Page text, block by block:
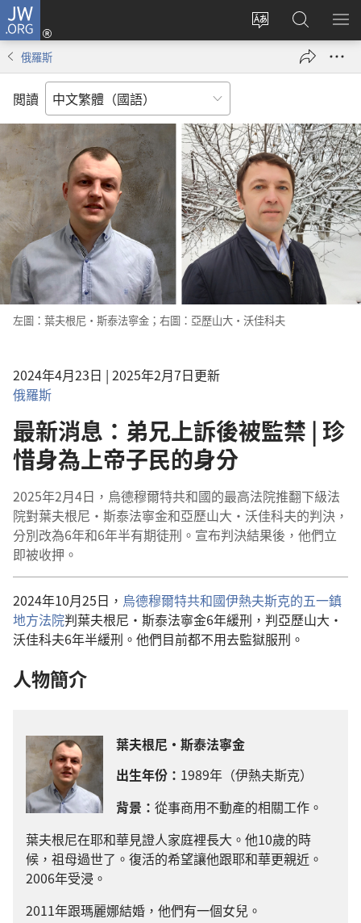
JW.ORG
更
言
登
入
（開
窗）
搜
尋
JW.ORG
顯
俄羅斯
閲讀
左圖：葉夫根尼·斯泰法寧金；右圖：亞歷山大·沃佳科夫
2024年4月23日 | 2025年2月7日更新
俄羅斯
最新消息：弟兄上訴後被監禁 | 珍
惜身為上帝子民的身分
2025年2月4日，烏德穆爾特共和國的最高法院推翻下級法
院對葉夫根尼·斯泰法寧金和亞歷山大·沃佳科夫的判決，
分別改為6年和6年半有期徒刑。宣布判決結果後，他們立
即被收押。
2024年10月25日， 烏德穆爾特共和國伊熱夫斯克的五一鎮
地方法院判葉夫根尼·斯泰法寧金6年緩刑，判亞歷山大·
沃佳科夫6年半緩刑。他們目前都不用去監獄服刑。
人物簡介
葉夫根尼·斯泰法寧金
出生年份： 1989年（伊熱夫斯克）
背景： 從事商用不動產的相關工作。
葉夫根尼在耶和華見證人家庭裡長大。他10歲的時
候，祖母過世了。復活的希望讓他跟耶和華更親近。
2006年受浸。
2011年跟瑪麗娜結婚，他們有一個女兒。